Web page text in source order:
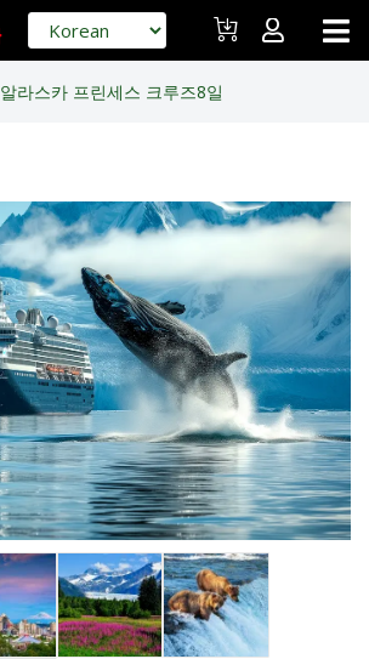
알라스카 프린세스 크루즈8일